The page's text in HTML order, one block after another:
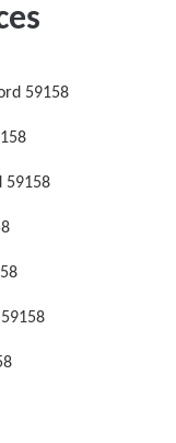
59158
59158